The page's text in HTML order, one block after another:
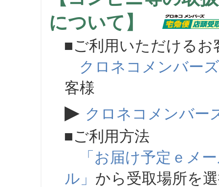
について】
■ご利用いただけるお
クロネコメンバーズ
客様
▶ クロネコメンバー
■ご利用方法
「お届け予定ｅメ
ル」 から受取場所を